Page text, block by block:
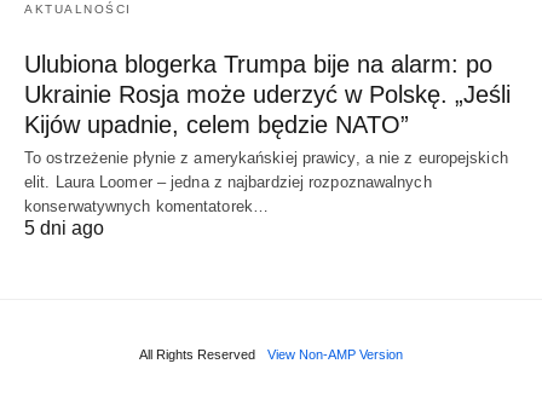
AKTUALNOŚCI
Ulubiona blogerka Trumpa bije na alarm: po
Ukrainie Rosja może uderzyć w Polskę. „Jeśli
Kijów upadnie, celem będzie NATO”
To ostrzeżenie płynie z amerykańskiej prawicy, a nie z europejskich
elit. Laura Loomer – jedna z najbardziej rozpoznawalnych
konserwatywnych komentatorek…
5 dni ago
All Rights Reserved View Non-AMP Version